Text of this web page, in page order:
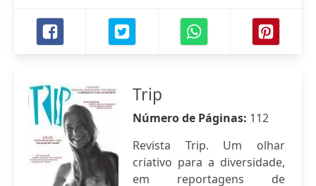
Trip
Número de Páginas: 112
Revista Trip. Um olhar
criativo para a diversidade,
em reportagens de